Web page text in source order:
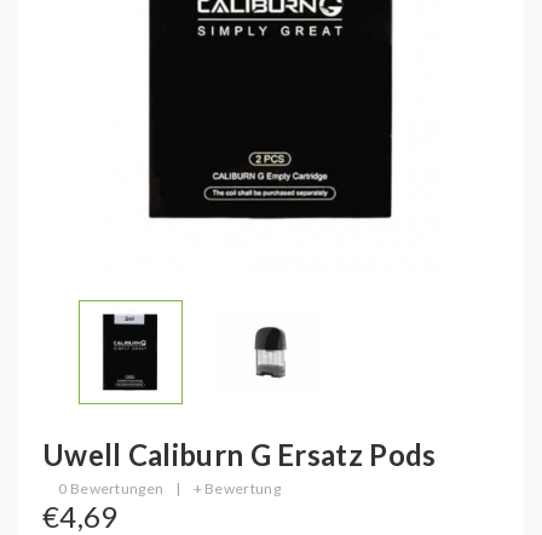
Uwell Caliburn G Ersatz Pods
0 Bewertungen | + Bewertung
€4,69